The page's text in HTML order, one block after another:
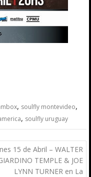
, soulfly montevideo,
, soulfly uruguay
15 de Abril – WALTER
TEMPLE & JOE
LYNN TURNER en La